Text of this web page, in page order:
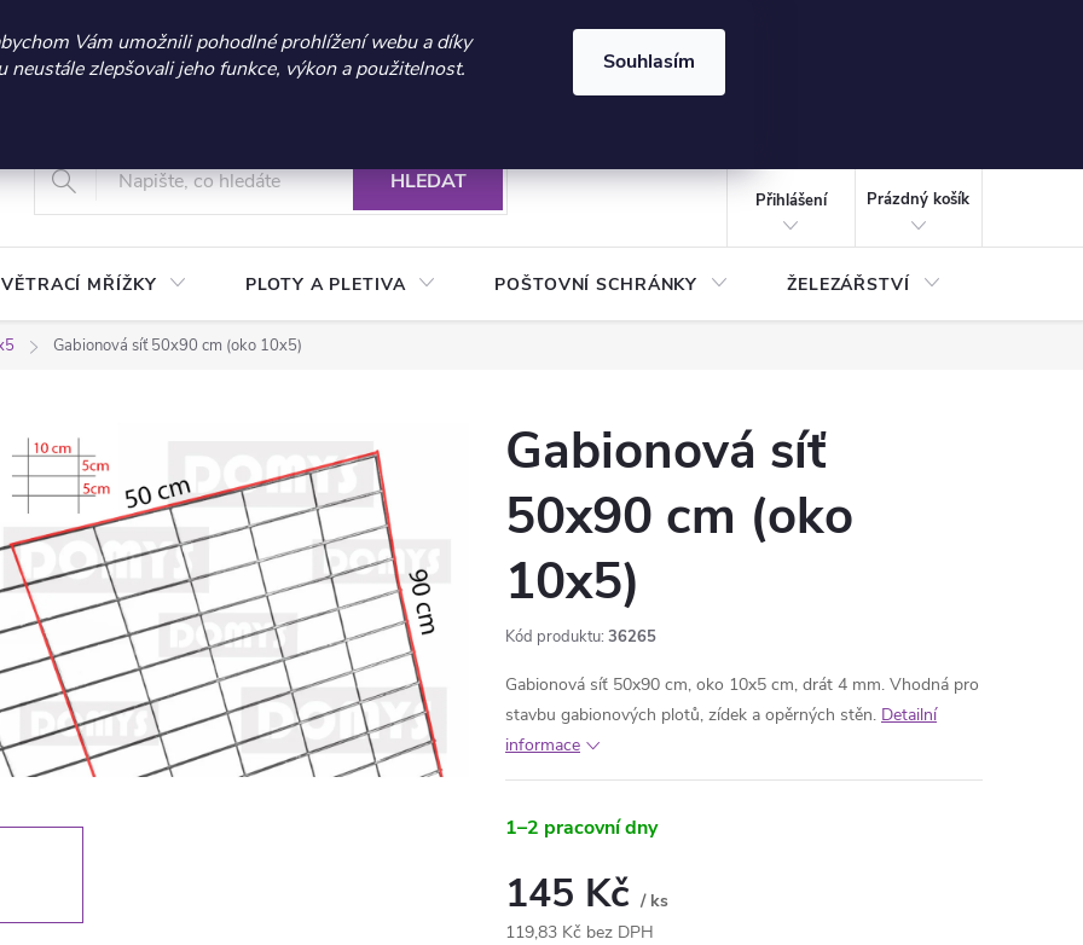
sleva 300 Kč při nákupu nad 3.000 Kč | Platnost do 21.9.2026 ⏰ | Kód: LÉTO2026
Vám umožnili pohodlné prohlížení webu a díky
neustále zlepšovali jeho funkce, výkon a použitelnost.
Souhlasím
+420 604 269 200
Vrácení a reklamace zboží Podmínky ochrany osobních údajů
HLEDAT
Přihlášení
KOŠÍK
Prázdný košík
VĚTRACÍ MŘÍŽKY PLOTY A PLETIVA POŠTOVNÍ SCHRÁNKY ŽELEZÁŘSTVÍ
Gabionová síť 50x90 cm (oko 10x5)
Gabionová síť
50x90 cm (oko
10x5)
Kód produktu: 36265
Gabionová síť 50x90 cm, oko 10x5 cm, drát 4 mm. Vhodná pro
stavbu gabionových plotů, zídek a opěrných stěn. Detailní
informace
1–2 pracovní dny
145 Kč / ks
119,83 Kč bez DPH